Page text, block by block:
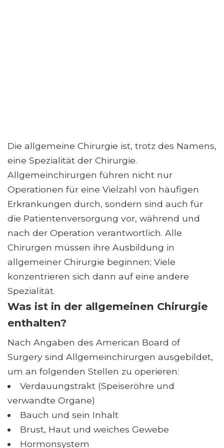
Die allgemeine Chirurgie ist, trotz des Namens,
eine Spezialität der Chirurgie.
Allgemeinchirurgen führen nicht nur
Operationen für eine Vielzahl von häufigen
Erkrankungen durch, sondern sind auch für
die Patientenversorgung vor, während und
nach der Operation verantwortlich. Alle
Chirurgen müssen ihre Ausbildung in
allgemeiner Chirurgie beginnen; Viele
konzentrieren sich dann auf eine andere
Spezialität.
Was ist in der allgemeinen Chirurgie
enthalten?
Nach Angaben des American Board of
Surgery sind Allgemeinchirurgen ausgebildet,
um an folgenden Stellen zu operieren:
Verdauungstrakt (Speiseröhre und
verwandte Organe)
Bauch und sein Inhalt
Brust, Haut und weiches Gewebe
Hormonsystem